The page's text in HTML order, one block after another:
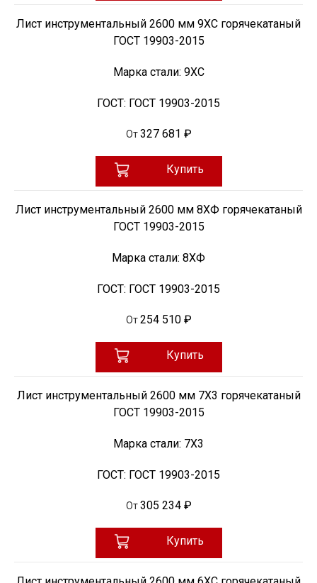
Лист инструментальный 2600 мм 9ХС горячекатаный
ГОСТ 19903-2015
Марка стали: 9ХС
ГОСТ: ГОСТ 19903-2015
От 327 681 ₽
Купить
Лист инструментальный 2600 мм 8ХФ горячекатаный
ГОСТ 19903-2015
Марка стали: 8ХФ
ГОСТ: ГОСТ 19903-2015
От 254 510 ₽
Купить
Лист инструментальный 2600 мм 7Х3 горячекатаный
ГОСТ 19903-2015
Марка стали: 7Х3
ГОСТ: ГОСТ 19903-2015
От 305 234 ₽
Купить